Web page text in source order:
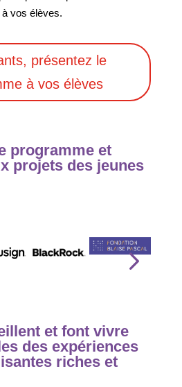
vos élèves.
présentez le
à vos élèves
programme et
projets des jeunes
et font vivre
des expériences
riches et